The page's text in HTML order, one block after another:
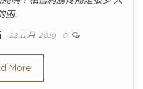
困…
22 11 月, 2019 0
More